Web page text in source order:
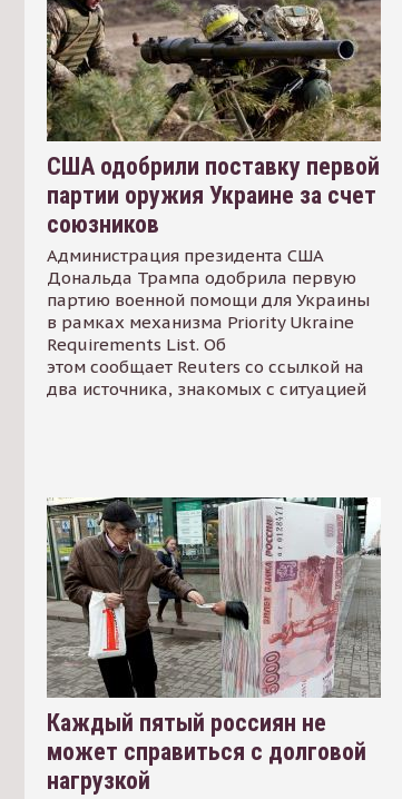
США одобрили поставку первой
партии оружия Украине за счет
союзников
Администрация президента США
Дональда Трампа одобрила первую
партию военной помощи для Украины
в рамках механизма Priority Ukraine
Requirements List. Об
этом сообщает Reuters со ссылкой на
два источника, знакомых с ситуацией
Каждый пятый россиян не
может справиться с долговой
нагрузкой